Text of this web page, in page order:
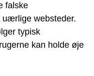
falske
uærlige websteder.
typisk
kan holde øje